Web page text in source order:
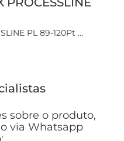
PL 89-120Pt
sobre o produto,
via Whatsapp